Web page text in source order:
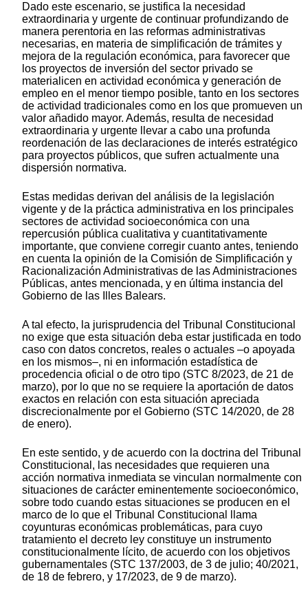
Dado este escenario, se justifica la necesidad
extraordinaria y urgente de continuar profundizando de
manera perentoria en las reformas administrativas
necesarias, en materia de simplificación de trámites y
mejora de la regulación económica, para favorecer que
los proyectos de inversión del sector privado se
materialicen en actividad económica y generación de
empleo en el menor tiempo posible, tanto en los sectores
de actividad tradicionales como en los que promueven un
valor añadido mayor. Además, resulta de necesidad
extraordinaria y urgente llevar a cabo una profunda
reordenación de las declaraciones de interés estratégico
para proyectos públicos, que sufren actualmente una
dispersión normativa.
Estas medidas derivan del análisis de la legislación
vigente y de la práctica administrativa en los principales
sectores de actividad socioeconómica con una
repercusión pública cualitativa y cuantitativamente
importante, que conviene corregir cuanto antes, teniendo
en cuenta la opinión de la Comisión de Simplificación y
Racionalización Administrativas de las Administraciones
Públicas, antes mencionada, y en última instancia del
Gobierno de las Illes Balears.
A tal efecto, la jurisprudencia del Tribunal Constitucional
no exige que esta situación deba estar justificada en todo
caso con datos concretos, reales o actuales –o apoyada
en los mismos–, ni en información estadística de
procedencia oficial o de otro tipo (STC 8/2023, de 21 de
marzo), por lo que no se requiere la aportación de datos
exactos en relación con esta situación apreciada
discrecionalmente por el Gobierno (STC 14/2020, de 28
de enero).
En este sentido, y de acuerdo con la doctrina del Tribunal
Constitucional, las necesidades que requieren una
acción normativa inmediata se vinculan normalmente con
situaciones de carácter eminentemente socioeconómico,
sobre todo cuando estas situaciones se producen en el
marco de lo que el Tribunal Constitucional llama
coyunturas económicas problemáticas, para cuyo
tratamiento el decreto ley constituye un instrumento
constitucionalmente lícito, de acuerdo con los objetivos
gubernamentales (STC 137/2003, de 3 de julio; 40/2021,
de 18 de febrero, y 17/2023, de 9 de marzo).